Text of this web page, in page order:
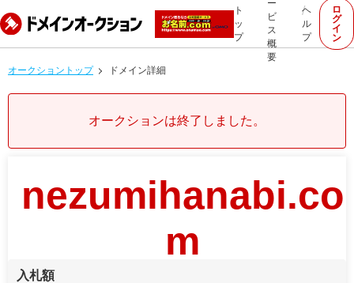
ト
ッ
プ
ー
ビ
ス
概
要
ヘ
ル
プ
ロ
グ
イ
ン
オークショントップ ドメイン詳細
オークションは終了しました。
nezumihanabi.co
m
入札額